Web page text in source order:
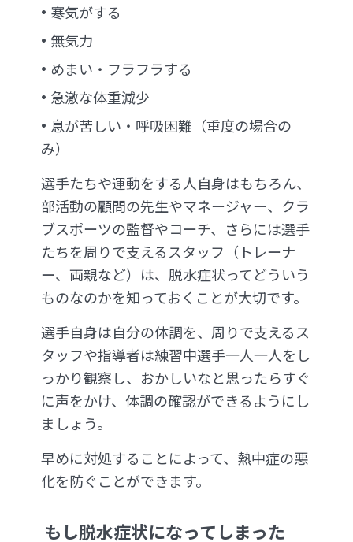
寒気がする
無気力
めまい・フラフラする
急激な体重減少
息が苦しい・呼吸困難（重度の場合の
み）
選手たちや運動をする人自身はもちろん、
部活動の顧問の先生やマネージャー、クラ
ブスポーツの監督やコーチ、さらには選手
たちを周りで支えるスタッフ（トレーナ
ー、両親など）は、脱水症状ってどういう
ものなのかを知っておくことが大切です。
選手自身は自分の体調を、周りで支えるス
タッフや指導者は練習中選手一人一人をし
っかり観察し、おかしいなと思ったらすぐ
に声をかけ、体調の確認ができるようにし
ましょう。
早めに対処することによって、熱中症の悪
化を防ぐことができます。
もし脱水症状になってしまった